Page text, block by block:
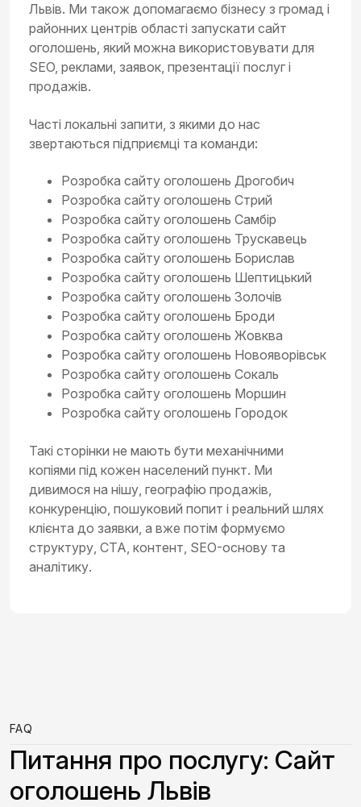
Львів. Ми також допомагаємо бізнесу з громад і
районних центрів області запускати сайт
оголошень, який можна використовувати для
SEO, реклами, заявок, презентації послуг і
продажів.
Часті локальні запити, з якими до нас
звертаються підприємці та команди:
Розробка сайту оголошень Дрогобич
Розробка сайту оголошень Стрий
Розробка сайту оголошень Самбір
Розробка сайту оголошень Трускавець
Розробка сайту оголошень Борислав
Розробка сайту оголошень Шептицький
Розробка сайту оголошень Золочів
Розробка сайту оголошень Броди
Розробка сайту оголошень Жовква
Розробка сайту оголошень Новояворівськ
Розробка сайту оголошень Сокаль
Розробка сайту оголошень Моршин
Розробка сайту оголошень Городок
Такі сторінки не мають бути механічними
копіями під кожен населений пункт. Ми
дивимося на нішу, географію продажів,
конкуренцію, пошуковий попит і реальний шлях
клієнта до заявки, а вже потім формуємо
структуру, CTA, контент, SEO-основу та
аналітику.
FAQ
Питання про послугу: Сайт
оголошень Львів